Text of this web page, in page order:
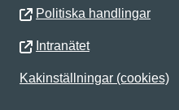
Politiska handlingar
Intranätet
Kakinställningar (cookies)